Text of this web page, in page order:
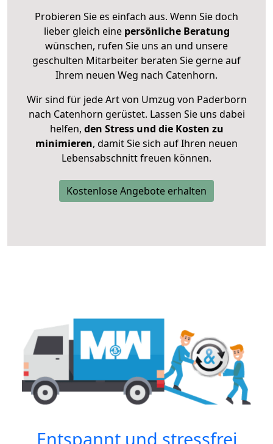
Probieren Sie es einfach aus. Wenn Sie doch
lieber gleich eine persönliche Beratung
wünschen, rufen Sie uns an und unsere
geschulten Mitarbeiter beraten Sie gerne auf
Ihrem neuen Weg nach Catenhorn.
Wir sind für jede Art von Umzug von Paderborn
nach Catenhorn gerüstet. Lassen Sie uns dabei
helfen, den Stress und die Kosten zu
minimieren, damit Sie sich auf Ihren neuen
Lebensabschnitt freuen können.
Kostenlose Angebote erhalten
Entspannt und stressfrei